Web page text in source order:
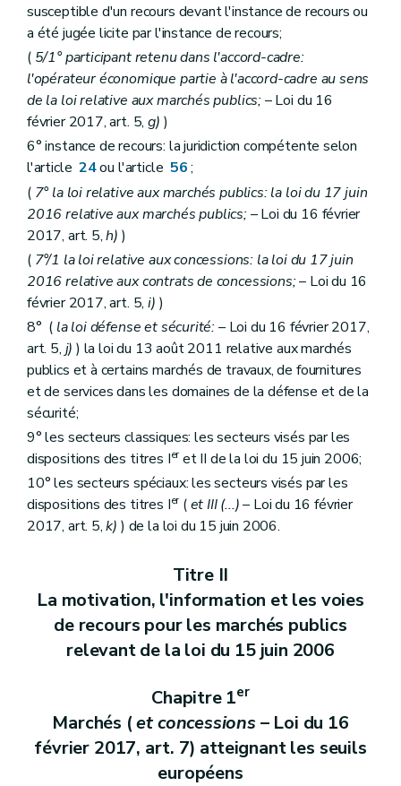
susceptible d'un recours devant l'instance de recours ou
a été jugée licite par l'instance de recours;
( 5/1° participant retenu dans l'accord-cadre:
l'opérateur économique partie à l'accord-cadre au sens
de la loi relative aux marchés publics;– Loi du 16
février 2017, art. 5,g) )
6° instance de recours: la juridiction compétente selon
l'article24ou l'article 56;
( 7° la loi relative aux marchés publics: la loi du 17 juin
2016 relative aux marchés publics;– Loi du 16 février
2017, art. 5,h) )
( 7°/1 la loi relative aux concessions: la loi du 17 juin
2016 relative aux contrats de concessions;– Loi du 16
février 2017, art. 5,i) )
8° ( la loi défense et sécurité:– Loi du 16 février 2017,
art. 5, j) ) la loi du 13 août 2011 relative aux marchés
publics et à certains marchés de travaux, de fournitures
et de services dans les domaines de la défense et de la
sécurité;
9° les secteurs classiques: les secteurs visés par les
dispositions des titres Ieret II de la loi du 15 juin 2006;
10° les secteurs spéciaux: les secteurs visés par les
dispositions des titres Ier(et III (...)– Loi du 16 février
2017, art. 5,k) ) de la loi du 15 juin 2006.
Titre II
La motivation, l'information et les voies
de recours pour les marchés publics
relevant de la loi du 15 juin 2006
Chapitre 1er
Marchés (et concessions – Loi du 16
février 2017, art. 7) atteignant les seuils
européens